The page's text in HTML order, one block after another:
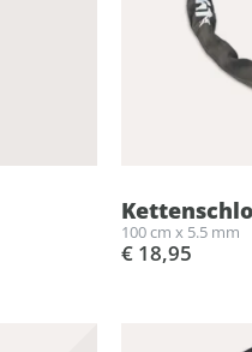
100 cm x 5.5 mm
€ 18,95